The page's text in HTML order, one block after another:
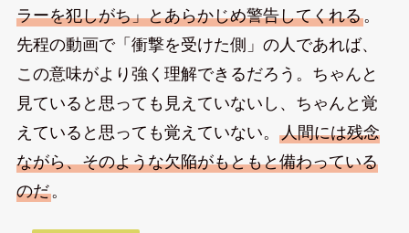
ラーを犯しがち」とあらかじめ警告してくれる。
先程の動画で「衝撃を受けた側」の人であれば、
この意味がより強く理解できるだろう。ちゃんと
見ていると思っても見えていないし、ちゃんと覚
えていると思っても覚えていない。 人間には残念
ながら、そのような欠陥がもともと備わっている
のだ。